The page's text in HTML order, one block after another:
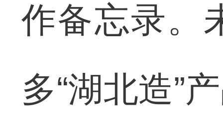
作备忘录。
多“湖北造”